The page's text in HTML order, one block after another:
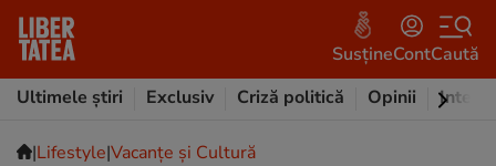
SusțineContCaută
Ultimele știri
Exclusiv Criză politică Opinii
|Lifestyle|Vacanțe și Cultură